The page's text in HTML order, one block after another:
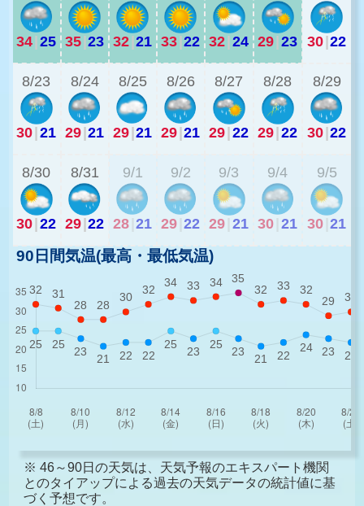
34|25 35|23 32|21 33|22 32|24 29|23 30|22
8/23
30|21
8/24
29|21
8/25
29|21
8/26
29|21
8/27
29|22
8/28
29|22
8/29
30|22
8/30
30|22
8/31
29|22
9/1
28 21
9/2
29 22
9/3
29 21
9/4
30 21
9/5
30 21
90日間気温(最高・最低気温)
※ 46～90日の天気は、天気予報のエキスパート機関
とのタイアップによる過去の天気データの統計値に基
づく予想です。